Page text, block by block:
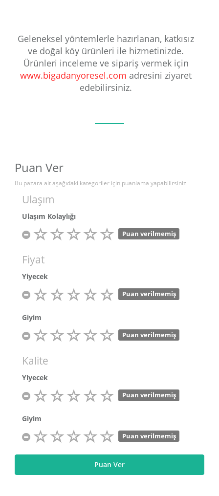
Geleneksel yöntemlerle hazırlanan, katkısız
ve doğal köy ürünleri ile hizmetinizde.
Ürünleri inceleme ve sipariş vermek için
www.bigadanyoresel.com adresini ziyaret
edebilirsiniz.
Puan Ver
Bu pazara ait aşağıdaki kategoriler için puanlama yapabilirsiniz
Ulaşım
Ulaşım Kolaylığı
Puan verilmemiş
Fiyat
Yiyecek
Puan verilmemiş
Giyim
Puan verilmemiş
Kalite
Yiyecek
Puan verilmemiş
Giyim
Puan verilmemiş
Puan Ver